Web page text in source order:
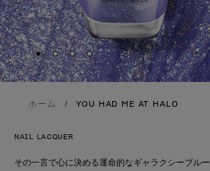
Skip to slide1
Skip to slide2
Skip to slide3
Skip to slide4
ホーム YOU HAD ME AT HALO
NAIL LACQUER
その一言で心に決める運命的なギャラクシーブルー